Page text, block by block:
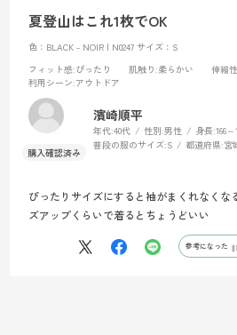
夏登山はこれ1枚でOK
色：BLACK - NOIR | N0247 サイズ：S
フィット感:ぴったり 肌触り :柔らかい 伸縮性
利用シーン:アウトドア
濱崎順平
年代:40代 性別:男性 身長:166
普段の服のサイズ:S 都道府県:宮
ぴったりサイズにすると袖がまくれなくな
ズアップくらいで着るとちょうどいい
参考になった